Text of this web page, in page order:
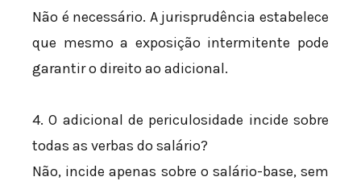
Não é necessário. A jurisprudência estabelece
que mesmo a exposição intermitente pode
garantir o direito ao adicional.
4. O adicional de periculosidade incide sobre
todas as verbas do salário?
Não, incide apenas sobre o salário-base, sem